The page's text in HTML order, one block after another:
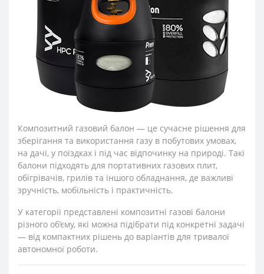
Композитний газовий балон — це сучасне рішення для
зберігання та використання газу в побутових умовах,
на дачі, у поїздках і під час відпочинку на природі. Такі
балони підходять для портативних газових плит,
обігрівачів, грилів та іншого обладнання, де важливі
зручність, мобільність і практичність.
У категорії представлені композитні газові балони
різного об’єму, які можна підібрати під конкретні задачі
— від компактних рішень до варіантів для тривалої
автономної роботи.